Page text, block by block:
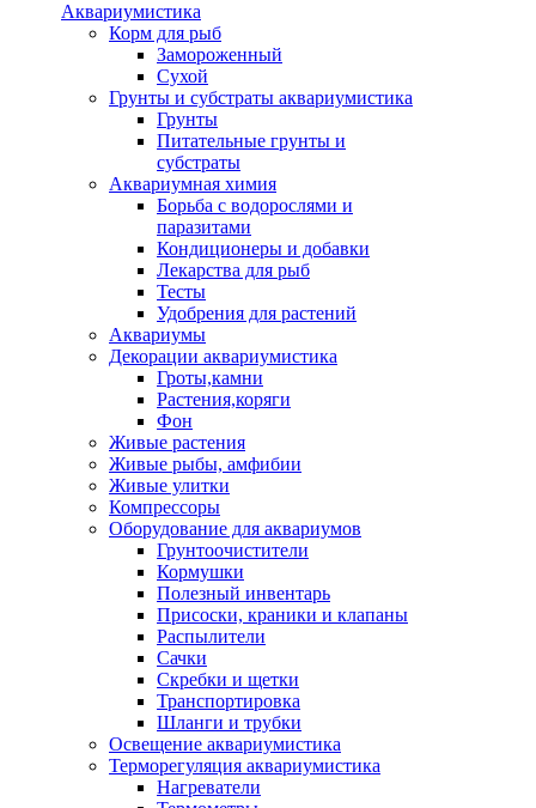
Аквариумистика
Корм для рыб
Замороженный
Сухой
Грунты и субстраты аквариумистика
Грунты
Питательные грунты и
субстраты
Аквариумная химия
Борьба с водорослями и
паразитами
Кондиционеры и добавки
Лекарства для рыб
Тесты
Удобрения для растений
Аквариумы
Декорации аквариумистика
Гроты,камни
Растения,коряги
Фон
Живые растения
Живые рыбы, амфибии
Живые улитки
Компрессоры
Оборудование для аквариумов
Грунтоочистители
Кормушки
Полезный инвентарь
Присоски, краники и клапаны
Распылители
Сачки
Скребки и щетки
Транспортировка
Шланги и трубки
Освещение аквариумистика
Терморегуляция аквариумистика
Нагреватели